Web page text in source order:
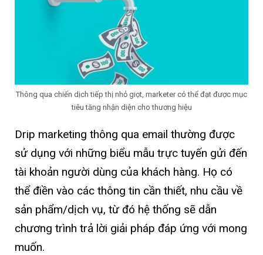
Thông qua chiến dịch tiếp thị nhỏ giọt, marketer có thể đạt được mục
tiêu tăng nhận diện cho thương hiệu
Drip marketing thông qua email thường được
sử dụng với những biểu mẫu trực tuyến gửi đến
tài khoản người dùng của khách hàng. Họ có
thể điền vào các thông tin cần thiết, nhu cầu về
sản phẩm/dịch vụ, từ đó hệ thống sẽ dẫn
chương trình trả lời giải pháp đáp ứng với mong
muốn.